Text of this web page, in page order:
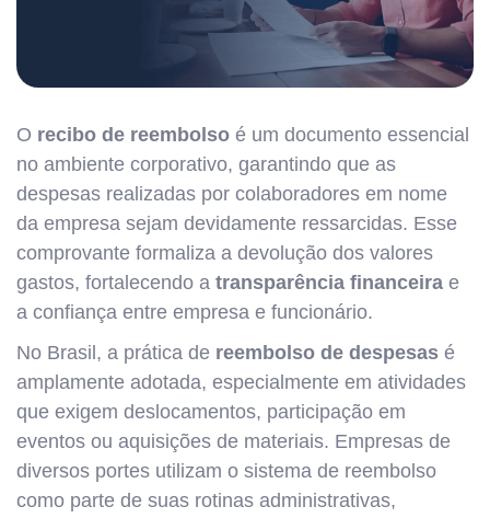
O recibo de reembolso é um documento essencial
no ambiente corporativo, garantindo que as
despesas realizadas por colaboradores em nome
da empresa sejam devidamente ressarcidas. Esse
comprovante formaliza a devolução dos valores
gastos, fortalecendo a transparência financeira e
a confiança entre empresa e funcionário.
No Brasil, a prática de reembolso de despesas é
amplamente adotada, especialmente em atividades
que exigem deslocamentos, participação em
eventos ou aquisições de materiais. Empresas de
diversos portes utilizam o sistema de reembolso
como parte de suas rotinas administrativas,